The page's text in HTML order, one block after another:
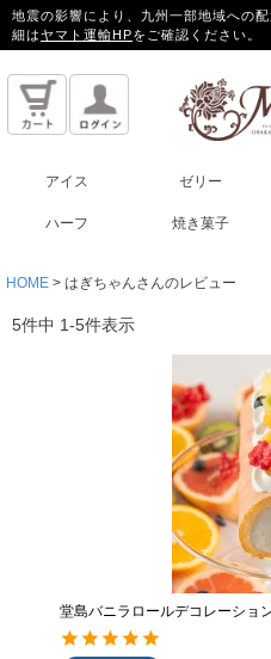
地震の影響により、九州一部地域への
細はヤマト運輸HPをご確認ください。
アイス ゼリー
ハーフ 焼き菓子
HOME はぎちゃんさんのレビュー
5件中 1-5件表示
堂島バニラロールデコレーショ